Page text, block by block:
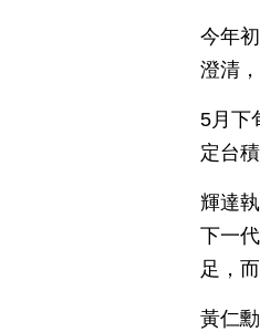
今年
澄清
5月下
定台
輝達
下一
足，
黃仁